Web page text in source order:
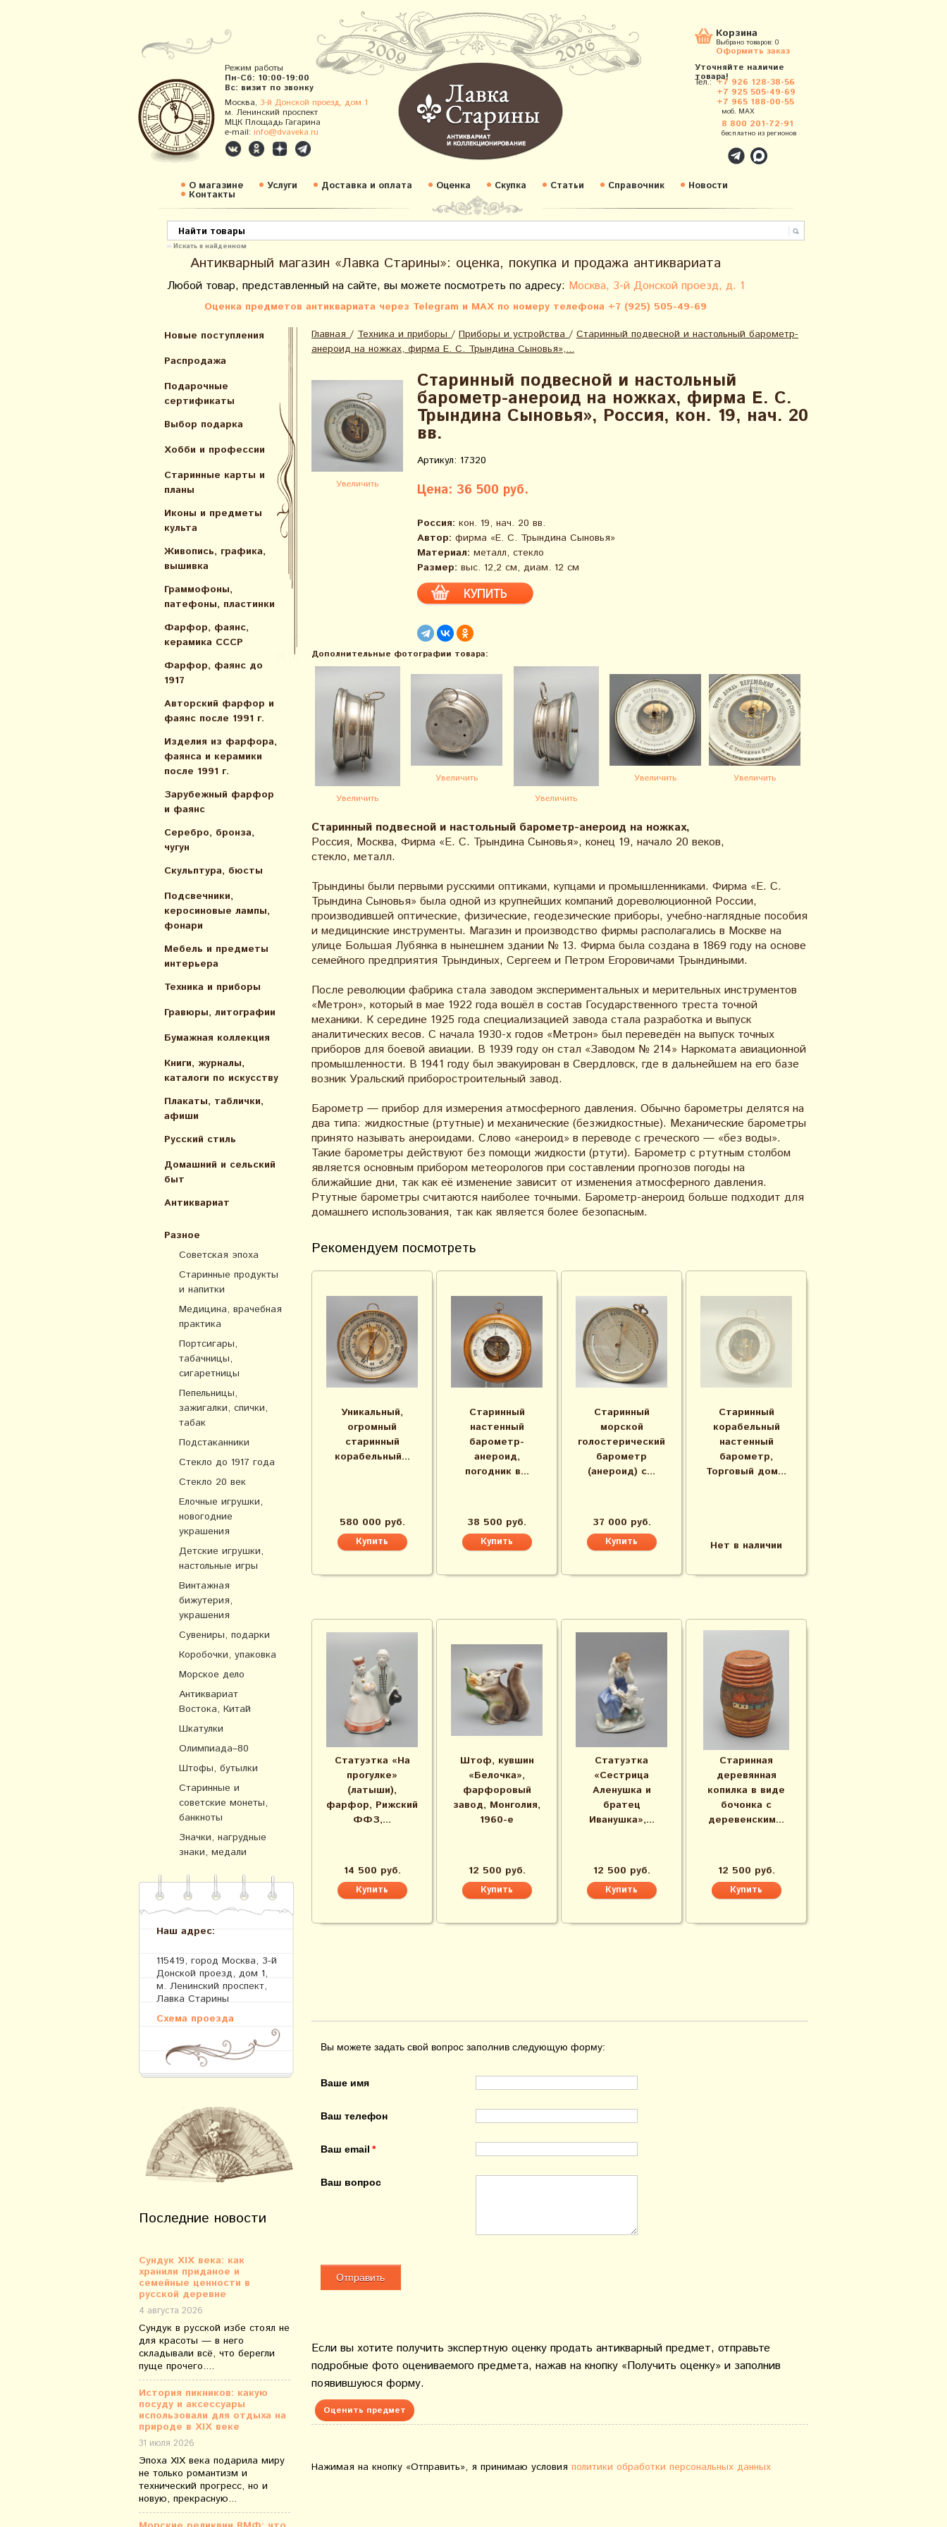
Режим работы
Пн-Сб: 10:00-19:00
Вс: визит по звонку
Москва, 3-й Донской проезд, дом 1
м. Ленинский проспект
МЦК Площадь Гагарина
e-mail: info@dvaveka.ru
Корзина
Выбрано товаров: 0
Оформить заказ
Уточняйте наличие
товара!
Тел.: +7 926 128-38-56
+7 925 505-49-69
+7 965 188-00-55
моб. MAX
8 800 201-72-91
бесплатно из регионов
О магазине Услуги Доставка и оплата Оценка Скупка Статьи Справочник Новости
Контакты
Искать в найденном
Антикварный магазин «Лавка Старины»: оценка, покупка и продажа антиквариата
Любой товар, представленный на сайте, вы можете посмотреть по адресу: Москва, 3-й Донской проезд, д. 1
Оценка предметов антиквариата через Telegram и MAX по номеру телефона +7 (925) 505-49-69
Новые поступления
Распродажа
Подарочные
сертификаты
Выбор подарка
Хобби и профессии
Старинные карты и
планы
Иконы и предметы
культа
Живопись, графика,
вышивка
Граммофоны,
патефоны, пластинки
Фарфор, фаянс,
керамика СССР
Фарфор, фаянс до
1917
Авторский фарфор и
фаянс после 1991 г.
Изделия из фарфора,
фаянса и керамики
после 1991 г.
Зарубежный фарфор
и фаянс
Серебро, бронза,
чугун
Скульптура, бюсты
Подсвечники,
керосиновые лампы,
фонари
Мебель и предметы
интерьера
Техника и приборы
Гравюры, литографии
Бумажная коллекция
Книги, журналы,
каталоги по искусcтву
Плакаты, таблички,
афиши
Русский стиль
Домашний и сельский
быт
Антиквариат
Разное
Советская эпоха
Старинные продукты
и напитки
Медицина, врачебная
практика
Портсигары,
табачницы,
сигаретницы
Пепельницы,
зажигалки, спички,
табак
Подстаканники
Стекло до 1917 года
Стекло 20 век
Елочные игрушки,
новогодние
украшения
Детские игрушки,
настольные игры
Винтажная
бижутерия,
украшения
Сувениры, подарки
Коробочки, упаковка
Морское дело
Антиквариат
Востока, Китай
Шкатулки
Олимпиада–80
Штофы, бутылки
Старинные и
советские монеты,
банкноты
Значки, нагрудные
знаки, медали
Наш адрес:
115419, город Москва, 3-й
Донской проезд, дом 1,
м. Ленинский проспект,
Лавка Старины
Схема проезда
Последние новости
Сундук XIX века: как
хранили приданое и
семейные ценности в
русской деревне
4 августа 2026
Сундук в русской избе стоял не
для красоты — в него
складывали всё, что берегли
пуще прочего....
История пикников: какую
посуду и аксессуары
использовали для отдыха на
природе в XIX веке
31 июля 2026
Эпоха XIX века подарила миру
не только романтизм и
технический прогресс, но и
новую, прекрасную...
Главная / Техника и приборы / Приборы и устройства / Старинный подвесной и настольный барометр-
анероид на ножках, фирма Е. С. Трындина Сыновья»,...
Увеличить
Старинный подвесной и настольный
барометр-анероид на ножках, фирма Е. С.
Трындина Сыновья», Россия, кон. 19, нач. 20
вв.
Артикул: 17320
Цена: 36 500 руб.
Россия: кон. 19, нач. 20 вв.
Автор: фирма «Е. С. Трындина Сыновья»
Материал: металл, стекло
Размер: выс. 12,2 см, диам. 12 см
Дополнительные фотографии товара:
Увеличить
Увеличить
Увеличить
Увеличить Увеличить
Старинный подвесной и настольный барометр-анероид на ножках,
Россия, Москва, Фирма «Е. С. Трындина Сыновья», конец 19, начало 20 веков,
стекло, металл.
Трындины были первыми русскими оптиками, купцами и промышленниками. Фирма «Е. С.
Трындина Сыновья» была одной из крупнейших компаний дореволюционной России,
производившей оптические, физические, геодезические приборы, учебно-наглядные пособия
и медицинские инструменты. Магазин и производство фирмы располагались в Москве на
улице Большая Лубянка в нынешнем здании № 13. Фирма была создана в 1869 году на основе
семейного предприятия Трындиных, Сергеем и Петром Егоровичами Трындиными.
После революции фабрика стала заводом экспериментальных и мерительных инструментов
«Метрон», который в мае 1922 года вошёл в состав Государственного треста точной
механики. К середине 1925 года специализацией завода стала разработка и выпуск
аналитических весов. С начала 1930-х годов «Метрон» был переведён на выпуск точных
приборов для боевой авиации. В 1939 году он стал «Заводом № 214» Наркомата авиационной
промышленности. В 1941 году был эвакуирован в Свердловск, где в дальнейшем на его базе
возник Уральский приборостроительный завод.
Барометр — прибор для измерения атмосферного давления. Обычно барометры делятся на
два типа: жидкостные (ртутные) и механические (безжидкостные). Механические барометры
принято называть анероидами. Слово «анероид» в переводе с греческого — «без воды».
Такие барометры действуют без помощи жидкости (ртути). Барометр с ртутным столбом
является основным прибором метеорологов при составлении прогнозов погоды на
ближайшие дни, так как её изменение зависит от изменения атмосферного давления.
Ртутные барометры считаются наиболее точными. Барометр-анероид больше подходит для
домашнего использования, так как является более безопасным.
Рекомендуем посмотреть
Уникальный,
огромный
старинный
корабельный...
580 000 руб.
Старинный
настенный
барометр-
анероид,
погодник в...
38 500 руб.
Старинный
морской
голостерический
барометр
(анероид) с...
37 000 руб.
Старинный
корабельный
настенный
барометр,
Торговый дом...
Нет в наличии
Статуэтка «На
прогулке»
(латыши),
фарфор, Рижский
ФФЗ,...
14 500 руб.
Штоф, кувшин
«Белочка»,
фарфоровый
завод, Монголия,
1960-е
12 500 руб.
Статуэтка
«Сестрица
Аленушка и
братец
Иванушка»,...
12 500 руб.
Старинная
деревянная
копилка в виде
бочонка с
деревенским...
12 500 руб.
Вы можете задать свой вопрос заполнив следующую форму:
Ваше имя
Ваш телефон
Ваш email
Ваш вопрос
Если вы хотите получить экспертную оценку продать антикварный предмет, отправьте
подробные фото оцениваемого предмета, нажав на кнопку «Получить оценку» и заполнив
появившуюся форму.
Оценить предмет
Нажимая на кнопку «Отправить», я принимаю условия политики обработки персональных данных